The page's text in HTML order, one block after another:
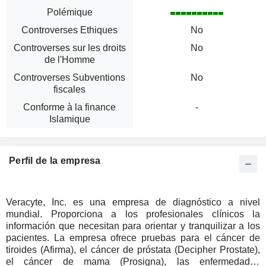
Polémique
Controverses Ethiques
No
Controverses sur les droits
de l'Homme
No
Controverses Subventions
fiscales
No
Conforme à la finance
Islamique
-
Perfil de la empresa
Veracyte, Inc. es una empresa de diagnóstico a nivel
mundial. Proporciona a los profesionales clínicos la
información que necesitan para orientar y tranquilizar a los
pacientes. La empresa ofrece pruebas para el cáncer de
tiroides (Afirma), el cáncer de próstata (Decipher Prostate),
el cáncer de mama (Prosigna), las enfermedades